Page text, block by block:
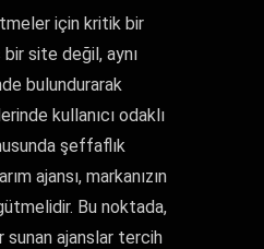
için kritik bir
site değil, aynı
bulundurarak
kullanıcı odaklı
şeffaflık
ajansı, markanızın
Bu noktada,
sunan ajanslar tercih